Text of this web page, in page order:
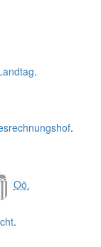
.
.
Oö.
.